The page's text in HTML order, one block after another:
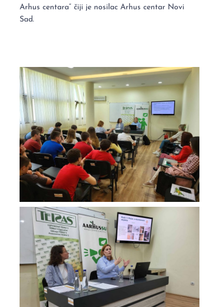
Arhus centara“ čiji je nosilac Arhus centar Novi
Sad.